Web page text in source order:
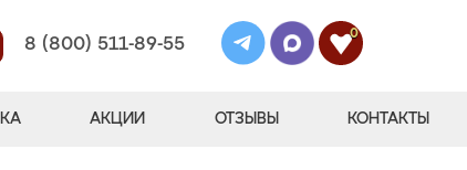
8 (800) 511-89-55
0
АКЦИИ ОТЗЫВЫ КОНТАКТЫ